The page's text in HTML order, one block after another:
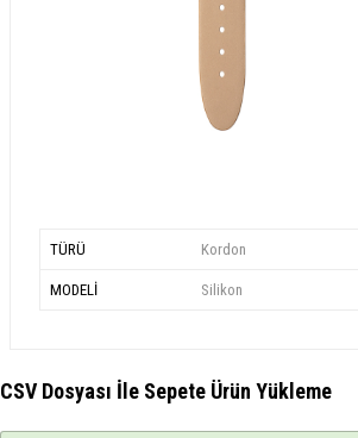
TÜRÜ Kordon
MODELİ Silikon
CSV Dosyası İle Sepete Ürün Yükleme